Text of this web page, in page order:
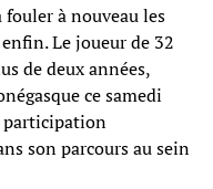
fouler à nouveau les
Le joueur de 32
de deux années,
ce samedi
participation
son parcours au sein